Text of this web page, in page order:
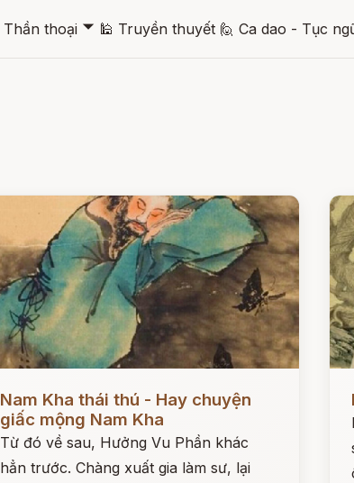
Thần thoại 🞃 🕌 Truyền thuyết 🙋 Ca dao - Tục
Nam Kha thái thú - Hay chuyện
giấc mộng Nam Kha
Từ đó về sau, Hưởng Vu Phần khác
hẳn trước. Chàng xuất gia làm sư, lại